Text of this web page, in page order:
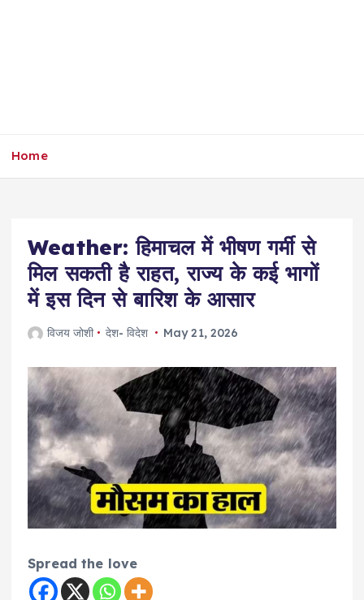
Home
Weather: हिमाचल में भीषण गर्मी से
मिल सकती है राहत, राज्य के कई भागों
में इस दिन से बारिश के आसार
विजय जोशी देश- विदेश May 21, 2026
Spread the love